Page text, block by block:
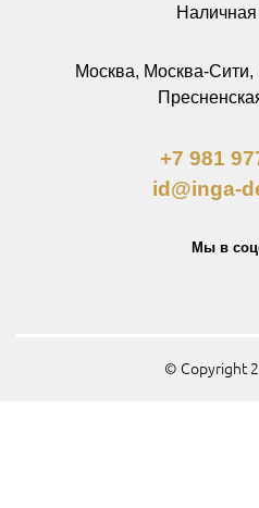
Наличная
Москва, Москва-
+7 981
id@inga-
Мы в
© Copyright